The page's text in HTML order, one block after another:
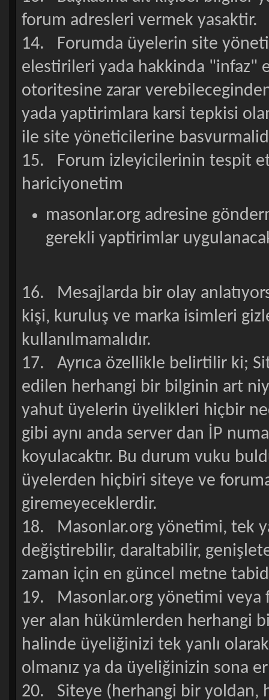
forum adresleri vermek yasaktir.
14. Forumda üyelerin site
elestirileri yada hakkinda "infaz"
otoritesine zarar
yada yaptirimlara karsi tepkisi
ile site yöneticilerine
15. Forum izleyicilerinin tespit
hariciyonetim
masonlar.org adresine
gerekli yaptirimlar
16. Mesajlarda bir olay
kişi, kuruluş ve marka isimleri
kullanılmamalıdır.
17. Ayrıca özellikle belirtilir ki;
edilen herhangi bir bilginin art
yahut üyelerin üyelikleri hiçbir
gibi aynı anda server dan İP
koyulacaktır. Bu durum vuku
üyelerden hiçbiri siteye ve
giremeyeceklerdir.
18. Masonlar.org yönetimi, tek
değiştirebilir, daraltabilir,
zaman için en güncel metne
19. Masonlar.org yönetimi veya
yer alan hükümlerden herhangi
halinde üyeliğinizi tek yanlı
olmanız ya da üyeliğinizin sona
20. Siteye (herhangi bir yoldan,